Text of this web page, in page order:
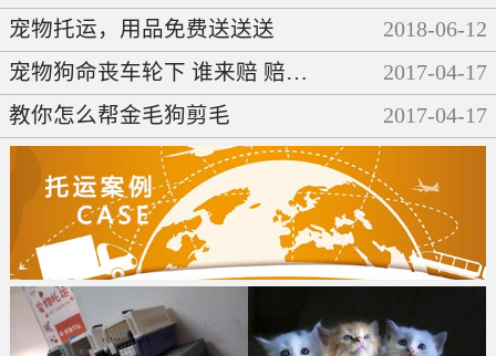
宠物托运，用品免费送送送
2018-06-12
宠物狗命丧车轮下 谁来赔 赔多少
2017-04-17
教你怎么帮金毛狗剪毛
2017-04-17